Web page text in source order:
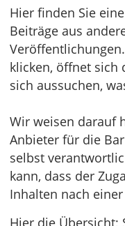
Hier finden Sie
Beiträge aus
klicken, öffnet sich
sich aussuchen,
Wir weisen darauf
Anbieter für die
selbst
kann, dass der
Inhalten nach
Hier die Übersicht;